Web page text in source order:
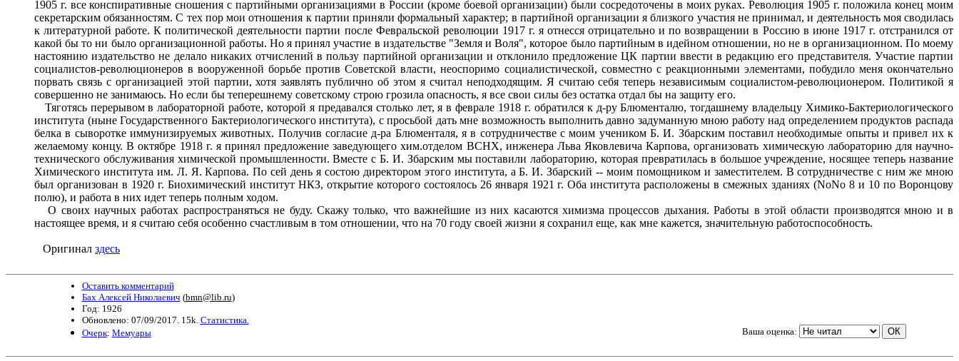
1905 г. все конспиративные сношения с партийными организациями в России (кроме боевой организации) были сосредоточены в моих руках. Революция 1905 г. положила конец моим
секретарским обязанностям. С тех пор мои отношения к партии приняли формальный характер; в партийной организации я близкого участия не принимал, и деятельность моя сводилась
к литературной работе. К политической деятельности партии после Февральской революции 1917 г. я отнесся отрицательно и по возвращении в Россию в июне 1917 г. отстранился от
какой бы то ни было организационной работы. Но я принял участие в издательстве "Земля и Воля", которое было партийным в идейном отношении, но не в организационном. По моему
настоянию издательство не делало никаких отчислений в пользу партийной организации и отклонило предложение ЦК партии ввести в редакцию его представителя. Участие партии
социалистов-революционеров в вооруженной борьбе против Советской власти, неоспоримо социалистической, совместно с реакционными элементами, побудило меня окончательно
порвать связь с организацией этой партии, хотя заявлять публично об этом я считал неподходящим. Я считаю себя теперь независимым социалистом-революционером. Политикой я
совершенно не занимаюсь. Но если бы теперешнему советскому строю грозила опасность, я все свои силы без остатка отдал бы на защиту его.
Тяготясь перерывом в лабораторной работе, которой я предавался столько лет, я в феврале 1918 г. обратился к д-ру Блюменталю, тогдашнему владельцу Химико-Бактериологического
института (ныне Государственного Бактериологического института), с просьбой дать мне возможность выполнить давно задуманную мною работу над определением продуктов распада
белка в сыворотке иммунизируемых животных. Получив согласие д-ра Блюменталя, я в сотрудничестве с моим учеником Б. И. Збарским поставил необходимые опыты и привел их к
желаемому концу. В октябре 1918 г. я принял предложение заведующего хим.отделом ВСНХ, инженера Льва Яковлевича Карпова, организовать химическую лабораторию для научно-
технического обслуживания химической промышленности. Вместе с Б. И. Збарским мы поставили лабораторию, которая превратилась в большое учреждение, носящее теперь название
Химического института им. Л. Я. Карпова. По сей день я состою директором этого института, а Б. И. Збарский -- моим помощником и заместителем. В сотрудничестве с ним же мною
был организован в 1920 г. Биохимический институт НКЗ, открытие которого состоялось 26 января 1921 г. Оба института расположены в смежных зданиях (NoNo 8 и 10 по Воронцову
полю), и работа в них идет теперь полным ходом.
О своих научных работах распространяться не буду. Скажу только, что важнейшие из них касаются химизма процессов дыхания. Работы в этой области производятся мною и в
настоящее время, и я считаю себя особенно счастливым в том отношении, что на 70 году своей жизни я сохранил еще, как мне кажется, значительную работоспособность.
Оригинал здесь
Оставить комментарий
Бах Алексей Николаевич (bmn@lib.ru)
Год: 1926
Обновлено: 07/09/2017. 15k. Статистика.
Очерк: Мемуары Ваша оценка: